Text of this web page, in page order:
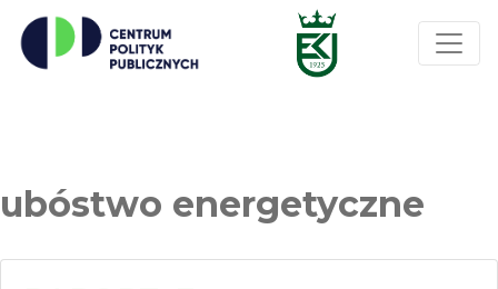
ubóstwo energetyczne